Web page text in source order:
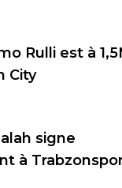
Rulli est à
City
signe
à